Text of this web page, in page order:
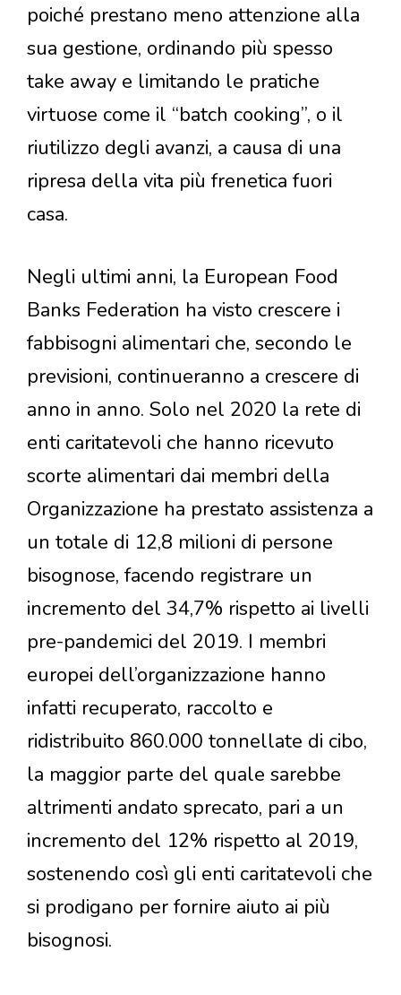
poiché prestano meno attenzione alla
sua gestione, ordinando più spesso
take away e limitando le pratiche
virtuose come il “batch cooking”, o il
riutilizzo degli avanzi, a causa di una
ripresa della vita più frenetica fuori
casa.
Negli ultimi anni, la European Food
Banks Federation ha visto crescere i
fabbisogni alimentari che, secondo le
previsioni, continueranno a crescere di
anno in anno. Solo nel 2020 la rete di
enti caritatevoli che hanno ricevuto
scorte alimentari dai membri della
Organizzazione ha prestato assistenza a
un totale di 12,8 milioni di persone
bisognose, facendo registrare un
incremento del 34,7% rispetto ai livelli
pre-pandemici del 2019. I membri
europei dell’organizzazione hanno
infatti recuperato, raccolto e
ridistribuito 860.000 tonnellate di cibo,
la maggior parte del quale sarebbe
altrimenti andato sprecato, pari a un
incremento del 12% rispetto al 2019,
sostenendo così gli enti caritatevoli che
si prodigano per fornire aiuto ai più
bisognosi.